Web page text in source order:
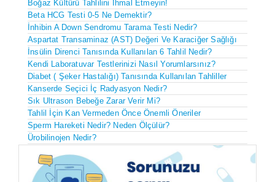
Boğaz Kültürü Tahlilini İhmal Etmeyin!
Beta HCG Testi 0-5 Ne Demektir?
İnhibin A Down Sendromu Tarama Testi Nedir?
Aspartat Transaminaz (AST) Değeri Ve Karaciğer Sağlığı
İnsülin Direnci Tanısında Kullanılan 6 Tahlil Nedir?
Kendi Laboratuvar Testlerinizi Nasıl Yorumlarsınız?
Diabet ( Şeker Hastalığı) Tanısında Kullanılan Tahliller
Kanserde Seçici İç Radyasyon Nedir?
Sık Ultrason Bebeğe Zarar Verir Mi?
Tahlil İçin Kan Vermeden Önce Önemli Öneriler
Sperm Hareketi Nedir? Neden Ölçülür?
Ürobilinojen Nedir?